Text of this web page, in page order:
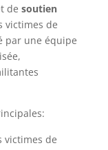
de soutien
victimes de
par une équipe
victimes de